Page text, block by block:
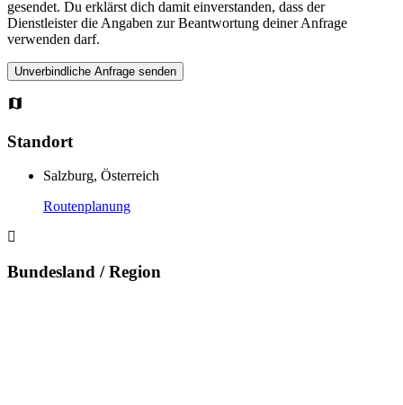
gesendet. Du erklärst dich damit einverstanden, dass der
Dienstleister die Angaben zur Beantwortung deiner Anfrage
verwenden darf.
Standort
Salzburg, Österreich
Routenplanung
Bundesland / Region